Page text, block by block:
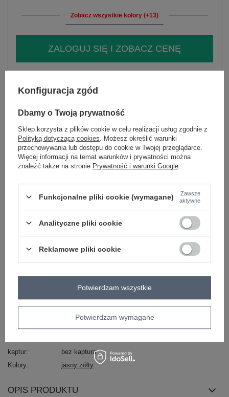
Zobacz wszystkie kolory (+13)
ZALOGUJ SIĘ I ZOBACZ CENĘ
Zadzwoń+48 601 547 740
skład materiału : 100% poliester
sposób prania : pranie w pralce w 30°C
Kod produktu
AT-KZ-2375.00P
Marka
WOOL FASHION ITALIA
okazja
codzienne
nie dotyczy
kamizelka futrzana
dominujący
pranie w pralce w 30°C
z podszewką kieszenie
kaptur
bez kaptura
Kolory
jasny żółty
OPIS PRODUKTU
Konfiguracja zgód
Dbamy o Twoją prywatność
Sklep korzysta z plików cookie w celu realizacji usług zgodnie z
Polityką dotyczącą cookies . Możesz określić warunki
przechowywania lub dostępu do cookie w Twojej przeglądarce.
Więcej informacji na temat warunków i prywatności można
znaleźć także na stronie Prywatność i warunki Google
Funkcjonalne pliki cookie (wymagane)
Zawsze
aktywne
Analityczne pliki cookie
Reklamowe pliki cookie
Potwierdzam wymagane
Potwierdzam wszystkie